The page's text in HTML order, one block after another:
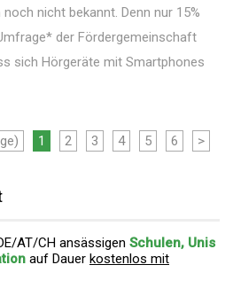
nicht bekannt. Denn nur 15%
der Fördergemeinschaft
sich Hörgeräte mit Smartphones
1 2 3 4 5 6 >
AT/CH ansässigen Schulen, Unis
auf Dauer kostenlos mit